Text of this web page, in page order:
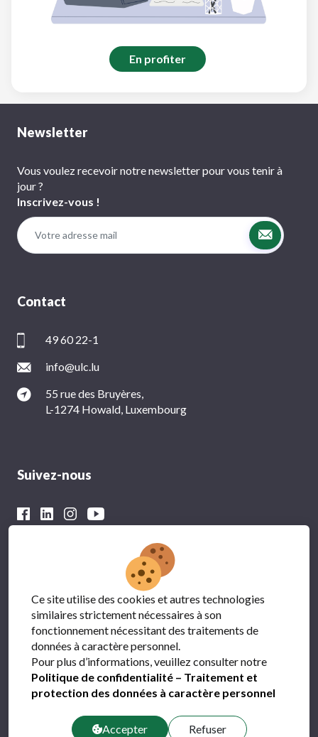
En profiter
Newsletter
Vous voulez recevoir notre newsletter pour vous tenir à
jour ?
Inscrivez-vous !
Contact
49 60 22-1
info@ulc.lu
55 rue des Bruyères,
L-1274 Howald, Luxembourg
Suivez-nous
Avec le soutien financier du
FAQ
Ce site utilise des cookies et autres technologies
similaires strictement nécessaires à son
fonctionnement nécessitant des traitements de
données à caractère personnel.
Pour plus d’informations, veuillez consulter notre
Politique de confidentialité – Traitement et
protection des données à caractère personnel
Accepter Refuser